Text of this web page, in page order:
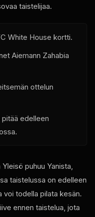
taistelijaa.
White House kortti.
Aiemann Zahabia
ottelun
edelleen
puhuu Yanista,
taistelussa on edelleen
voi todella pilata kesän.
ennen taistelua, jota